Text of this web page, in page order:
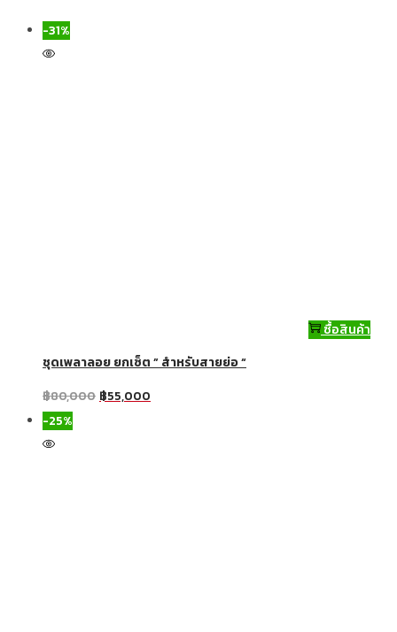
-31%
ซื้อสินค้า
ชุดเพลาลอย ยกเซ็ต ” สำหรับสายย่อ “
฿80,000 ฿55,000
-25%